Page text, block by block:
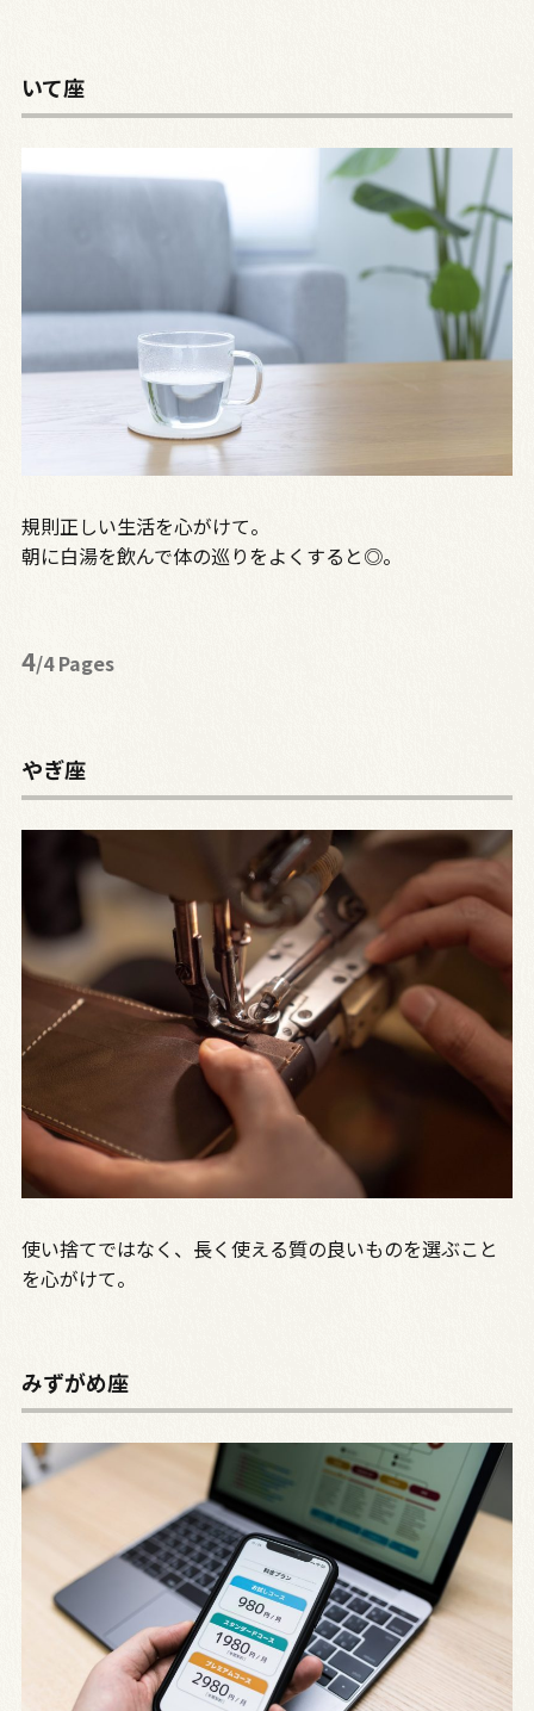
いて座
規則正しい生活を心がけて。
朝に白湯を飲んで体の巡りをよくすると◎。
4/4 Pages
やぎ座
使い捨てではなく、長く使える質の良いものを選ぶこと
を心がけて。
みずがめ座